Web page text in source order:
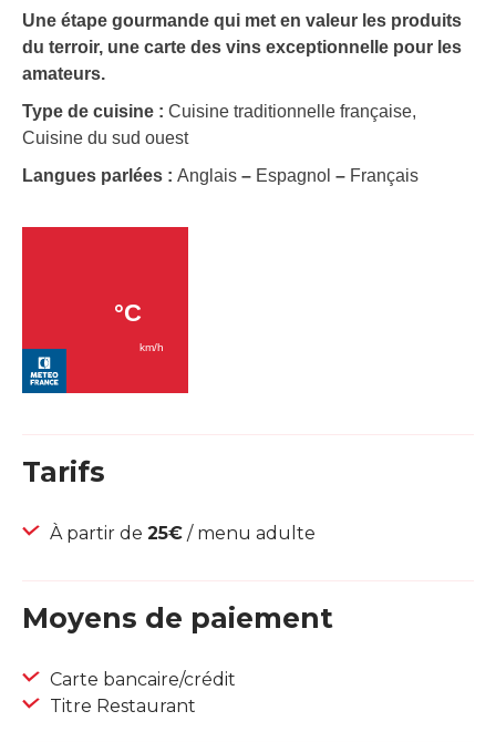
Une étape gourmande qui met en valeur les produits
du terroir, une carte des vins exceptionnelle pour les
amateurs.
Type de cuisine : Cuisine traditionnelle française,
Cuisine du sud ouest
Langues parlées : Anglais – Espagnol – Français
Tarifs
À partir de 25€ / menu adulte
Moyens de paiement
Carte bancaire/crédit
Titre Restaurant